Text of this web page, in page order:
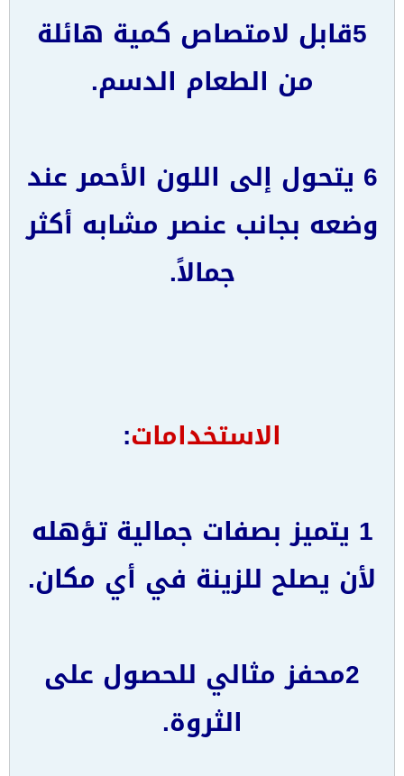
5قابل لامتصاص كمية هائلة
من الطعام الدسم.
6 يتحول إلى اللون الأحمر عند
وضعه بجانب عنصر مشابه أكثر
جمالاً.
الاستخدامات:
1 يتميز بصفات جمالية تؤهله
لأن يصلح للزينة في أي مكان.
2محفز مثالي للحصول على
الثروة.